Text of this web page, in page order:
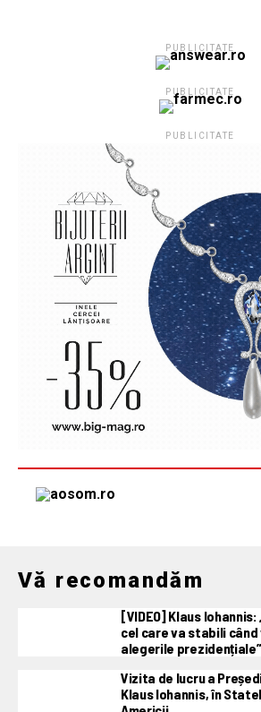
PUBLICITATE
PUBLICITATE
PUBLICITATE
Vă recomandăm
[VIDEO] Klaus
cel care va stabili
alegerile prezidențiale”
Vizita de lucru a
Klaus Iohannis, în